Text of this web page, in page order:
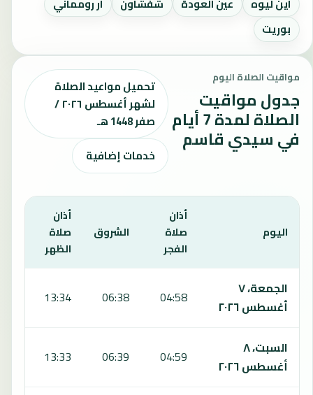
اين ليوه عين العودة شفشاون
ار رومماني
بوريت
مواقيت الصلاة اليوم
جدول مواقيت
الصلاة لمدة 7 أيام
في سيدي قاسم
تحميل مواعيد الصلاة
لشهر أغسطس ٢٠٢٦ /
صفر 1448 هـ
خدمات إضافية
اليوم
أذان
صلاة
الفجر
الشروق
أذان
صلاة
الظهر
الجمعة، ٧
أغسطس ٢٠٢٦
04:58
06:38
13:34
السبت، ٨
أغسطس ٢٠٢٦
04:59
06:39
13:33